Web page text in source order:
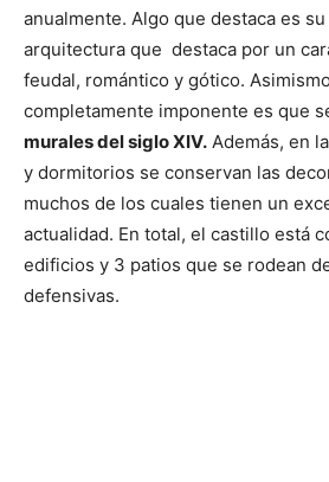
anualmente. Algo que destaca es
arquitectura que destaca por un
feudal, romántico y gótico.
completamente imponente es que
murales del siglo XIV. Además, en
y dormitorios se conservan las
muchos de los cuales tienen un
actualidad. En total, el castillo está
edificios y 3 patios que se rodean
defensivas.